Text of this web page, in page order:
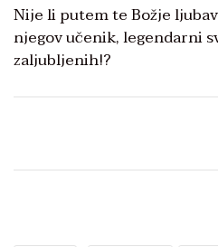
Nije li putem te Božje
njegov učenik, legendarni
zaljubljenih!?